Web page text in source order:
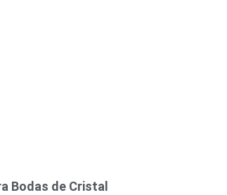
Bodas de Cristal